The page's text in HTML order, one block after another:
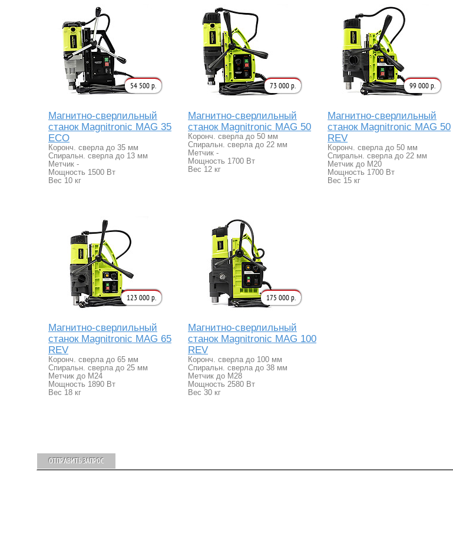
Магнитно-сверлильный
станок Magnitronic MAG 35
ECO
Коронч. сверла до 35 мм
Спиральн. сверла до 13 мм
Метчик -
Мощность 1500 Вт
Вес 10 кг
54 500 р.
Магнитно-сверлильный
станок Magnitronic MAG 50
Коронч. сверла до 50 мм
Спиральн. сверла до 22 мм
Метчик -
Мощность 1700 Вт
Вес 12 кг
73 000 р.
Магнитно-сверлильный
станок Magnitronic MAG 50
REV
Коронч. сверла до 50 мм
Спиральн. сверла до 22 мм
Метчик до М20
Мощность 1700 Вт
Вес 15 кг
99 000 р.
Магнитно-сверлильный
станок Magnitronic MAG 65
REV
Коронч. сверла до 65 мм
Спиральн. сверла до 25 мм
Метчик до М24
Мощность 1890 Вт
Вес 18 кг
123 000 р.
Магнитно-сверлильный
станок Magnitronic MAG 100
REV
Коронч. сверла до 100 мм
Спиральн. сверла до 38 мм
Метчик до М28
Мощность 2580 Вт
Вес 30 кг
175 000 р.
ОТПРАВИТЬ ЗАПРОС